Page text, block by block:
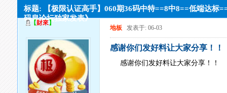
标题: 【极限认证高手】060期36码中特==8中8==低端达标
码皇论坛独家发表》
【財來】
地板 发表于: 06-03
感谢你们发好料让大家分享！！
感谢你们发好料让大家分享！！